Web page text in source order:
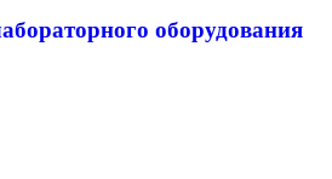
оборудования